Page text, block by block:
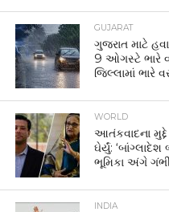
GUJARAT
ગુજરાત માટે
9 ઓગસ્ટે ભારે
જિલ્લામાં ભારે
WORLD
આતંકવાદના
ઘેર્યું:
ભૂમિકા અંગે
INDIA